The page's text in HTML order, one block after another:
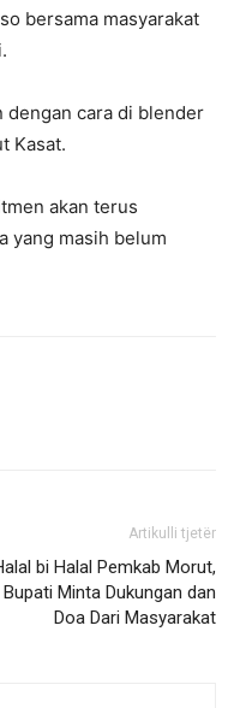
bersama masyarakat
dengan cara di blender
Kasat.
akan terus
yang masih belum
Artikulli tjetër
bi Halal Pemkab Morut,
Bupati Minta Dukungan dan
Doa Dari Masyarakat